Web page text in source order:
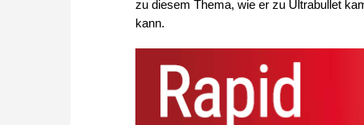
zu diesem Thema, wie er zu Ultrabullet
kann.